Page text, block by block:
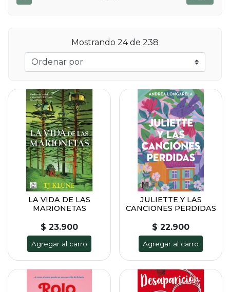
Mostrando 24 de 238
LA VIDA DE LAS
MARIONETAS
$ 23.900
Agregar al carro
JULIETTE Y LAS
CANCIONES PERDIDAS
$ 22.900
Agregar al carro